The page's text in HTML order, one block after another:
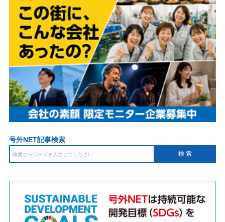
号外NET記事検索